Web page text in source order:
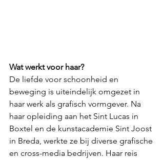
Wat werkt voor haar?
De liefde voor schoonheid en
beweging is uiteindelijk omgezet in
haar werk als grafisch vormgever. Na
haar opleiding aan het Sint Lucas in
Boxtel en de kunstacademie Sint Joost
in Breda, werkte ze bij diverse grafische
en cross-media bedrijven. Haar reis